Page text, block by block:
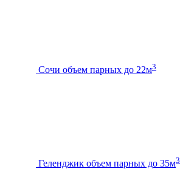
Сочи объем парных до 22м3
Геленджик объем парных до 35м3